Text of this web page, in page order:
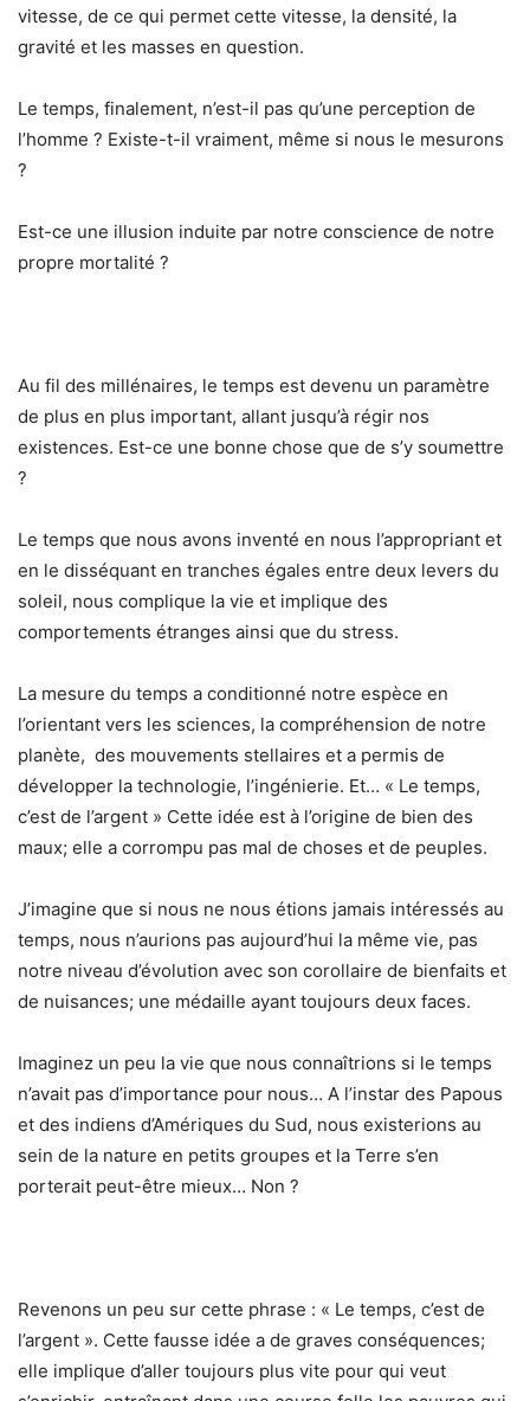
vitesse, de ce qui permet cette vitesse, la densité, la
gravité et les masses en question.
Le temps, finalement, n’est-il pas qu’une perception de
l’homme ? Existe-t-il vraiment, même si nous le mesurons
?
Est-ce une illusion induite par notre conscience de notre
propre mortalité ?
Au fil des millénaires, le temps est devenu un paramètre
de plus en plus important, allant jusqu’à régir nos
existences. Est-ce une bonne chose que de s’y soumettre
?
Le temps que nous avons inventé en nous l’appropriant et
en le disséquant en tranches égales entre deux levers du
soleil, nous complique la vie et implique des
comportements étranges ainsi que du stress.
La mesure du temps a conditionné notre espèce en
l’orientant vers les sciences, la compréhension de notre
planète, des mouvements stellaires et a permis de
développer la technologie, l’ingénierie. Et… « Le temps,
c’est de l’argent » Cette idée est à l’origine de bien des
maux; elle a corrompu pas mal de choses et de peuples.
J’imagine que si nous ne nous étions jamais intéressés au
temps, nous n’aurions pas aujourd’hui la même vie, pas
notre niveau d’évolution avec son corollaire de bienfaits et
de nuisances; une médaille ayant toujours deux faces.
Imaginez un peu la vie que nous connaîtrions si le temps
n’avait pas d’importance pour nous… A l’instar des Papous
et des indiens d’Amériques du Sud, nous existerions au
sein de la nature en petits groupes et la Terre s’en
porterait peut-être mieux… Non ?
Revenons un peu sur cette phrase : « Le temps, c’est de
l’argent ». Cette fausse idée a de graves conséquences;
elle implique d’aller toujours plus vite pour qui veut